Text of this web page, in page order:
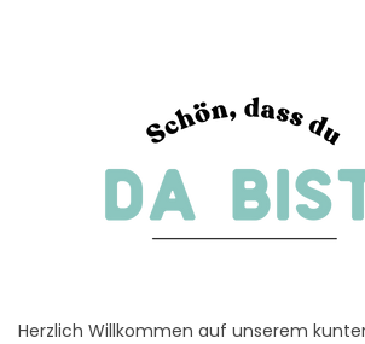
Herzlich Willkommen auf unserem